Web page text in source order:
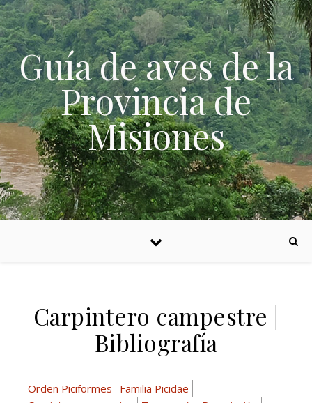
Skip to content
Guía de aves de la
Provincia de
Misiones
Carpintero campestre |
Bibliografía
Orden Piciformes
Familia Picidae